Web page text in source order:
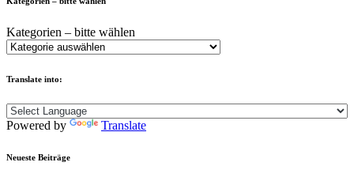
Kategorien – bitte wählen
Translate into:
Powered by Translate
Neueste Beiträge